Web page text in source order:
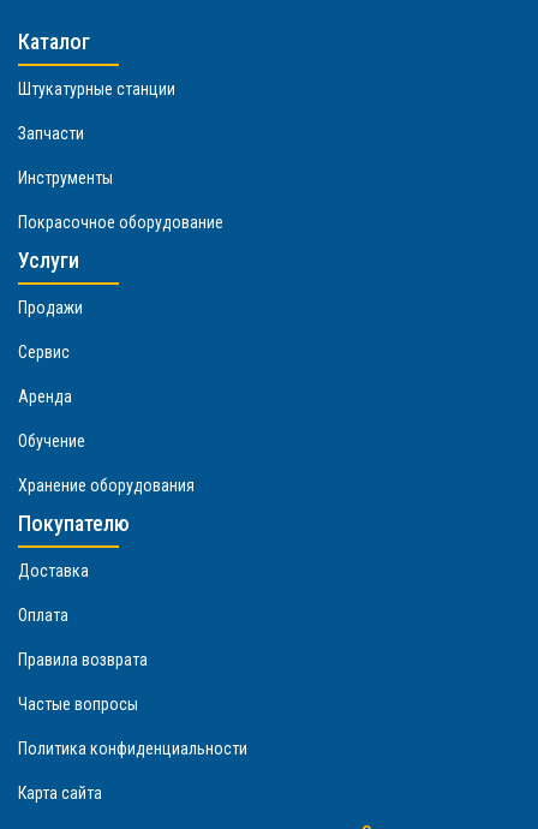
Каталог
Штукатурные станции
Запчасти
Инструменты
Покрасочное оборудование
Услуги
Продажи
Сервис
Аренда
Обучение
Хранение оборудования
Покупателю
Доставка
Оплата
Правила возврата
Частые вопросы
Политика конфиденциальности
Карта сайта